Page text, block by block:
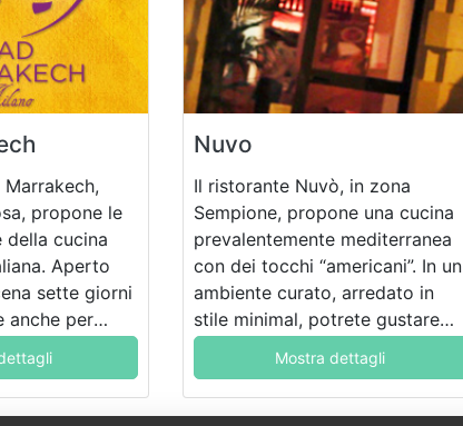
propone le
della cucina
Aperto
sette giorni
anche per
e ascoltare
Nuvo
Il ristorante Nuvò, in zona
Sempione, propone una cucina
prevalentemente mediterranea
con dei tocchi “americani”. In un
ambiente curato, arredato in
stile minimal, potrete gustare
dei piatti di alta qualità, davvero
gustosi e saporiti.
Mostra dettagli